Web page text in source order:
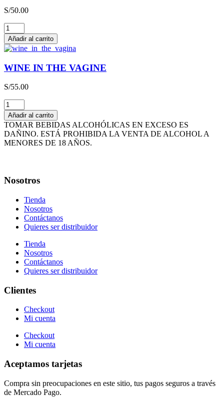
cantidad
S/50.00
THE
HAPPY
WINE
cantidad
Añadir al carrito
WINE IN THE VAGINE
S/55.00
WINE
IN
THE
VAGINE
cantidad
Añadir al carrito
TOMAR BEBIDAS ALCOHÓLICAS EN EXCESO ES
DAÑINO. ESTÁ PROHIBIDA LA VENTA DE ALCOHOL A
MENORES DE 18 AÑOS.
Nosotros
Tienda
Nosotros
Contáctanos
Quieres ser distribuidor
Tienda
Nosotros
Contáctanos
Quieres ser distribuidor
Clientes
Checkout
Mi cuenta
Checkout
Mi cuenta
Aceptamos tarjetas
Compra sin preocupaciones en este sitio, tus pagos seguros a través
de Mercado Pago.